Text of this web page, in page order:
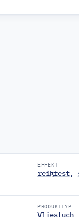
EFFEKT
reißfest,
PRODUKTTYP
Vliestuch